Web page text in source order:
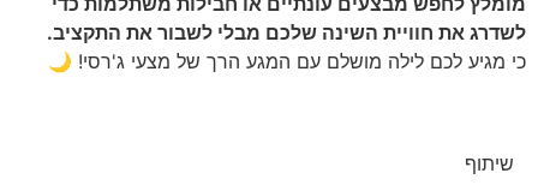
לשדרג את חוויית השינה שלכם מבלי לשבור את התקציב.
כי מגיע לכם לילה מושלם עם המגע הרך של מצעי ג'רסי! 🌙
שיתוף